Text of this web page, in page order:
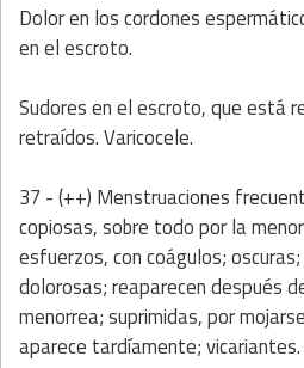
Dolor en los cordones
en el escroto.
Sudores en el escroto, que está
retraídos. Varicocele.
37 - (++) Menstruaciones
copiosas, sobre todo por la
esfuerzos, con coágulos;
dolorosas; reaparecen después
menorrea; suprimidas, por
aparece tardíamente; vicariantes.